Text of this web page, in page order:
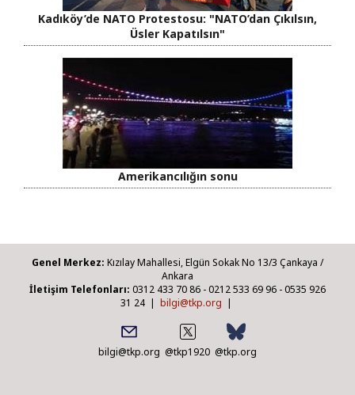
Kadıköy’de NATO Protestosu: "NATO’dan Çıkılsın,
Üsler Kapatılsın"
Amerikancılığın sonu
Genel Merkez: Kızılay Mahallesi, Elgün Sokak No 13/3 Çankaya /
Ankara
İletişim Telefonları: 0312 433 70 86 - 0212 533 69 96 - 0535 926
31 24 | bilgi@tkp.org |
bilgi@tkp.org @tkp1920 @tkp.org